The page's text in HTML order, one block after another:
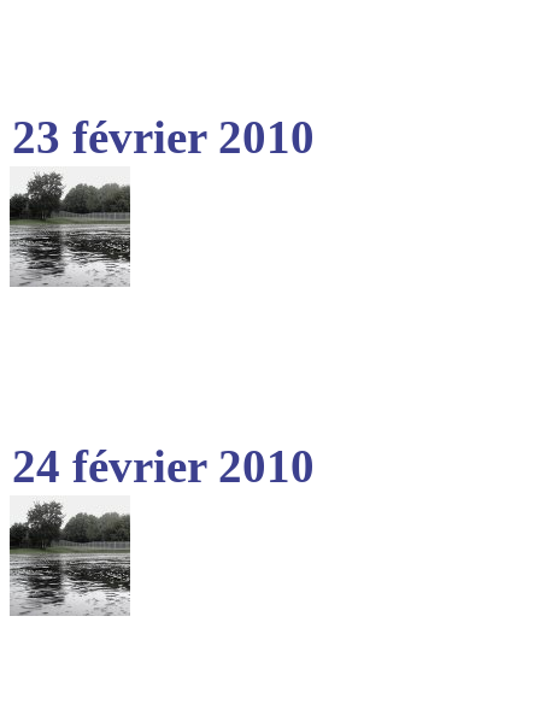
23 février 2010
24 février 2010